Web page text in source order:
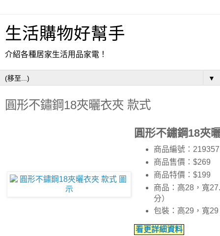
生活購物好幫手
介紹各種居家生活用品家電！
▼
圓形不鏽鋼18夾曬衣夾 款式
圓形不鏽鋼18夾
商品編號：219357
商品售價：$269
商品特價： $199
商品：高28，寬
分）
包裝：高29，寬
看更詳細資料